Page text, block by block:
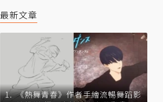
光。
▍相關連結：
道。
最新文章
《熱舞青春》作者手繪流暢舞蹈影